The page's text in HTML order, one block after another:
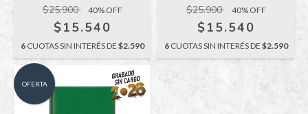
$25.900 40% OFF
$15.540
6 CUOTAS SIN INTERÉS DE $2.590
$25.900 40% OFF
$15.540
6 CUOTAS SIN INTERÉS DE $2.590
OFERTA